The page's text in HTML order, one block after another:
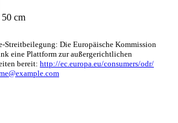
cm
Streitbeilegung: Die Europäische Kommission
eine Plattform zur außergerichtlichen
bereit: http://ec.europa.eu/consumers/odr/